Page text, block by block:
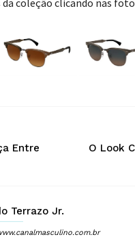
coleção clicando nas
Entre
O Look
Terrazo Jr.